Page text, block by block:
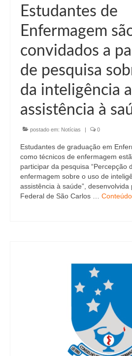
Estudantes de
Enfermagem
convidados a
de pesquisa
da inteligência
assistência à
postado em: Notícias | 0
Estudantes de graduação em
como técnicos de enfermagem
participar da pesquisa “Percepção
enfermagem sobre o uso de
assistência à saúde”, desenvolvida
Federal de São Carlos … Conteúdo